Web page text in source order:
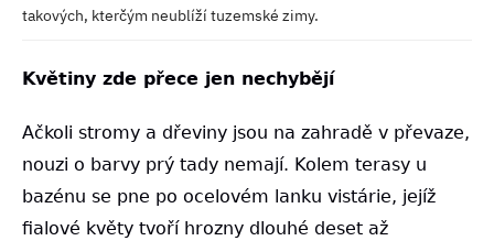
takových, kterčým neublíží tuzemské zimy.
Květiny zde přece jen nechybějí
Ačkoli stromy a dřeviny jsou na zahradě v převaze,
nouzi o barvy prý tady nemají. Kolem terasy u
bazénu se pne po ocelovém lanku vistárie, jejíž
fialové květy tvoří hrozny dlouhé deset až